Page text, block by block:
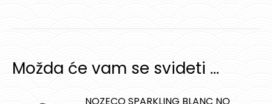
Možda će vam se svideti …
NOZECO SPARKLING BLANC NO